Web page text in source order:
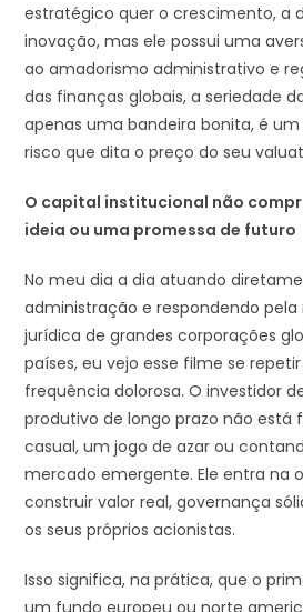
estratégico quer o crescimento, a
inovação, mas ele possui uma
ao amadorismo administrativo e
das finanças globais, a seriedade
apenas uma bandeira bonita, é
risco que dita o preço do seu
O capital institucional não
ideia ou uma promessa de futuro
No meu dia a dia atuando
administração e respondendo
jurídica de grandes corporações
países, eu vejo esse filme se
frequência dolorosa. O investidor
produtivo de longo prazo não está
casual, um jogo de azar ou
mercado emergente. Ele entra na
construir valor real, governança
os seus próprios acionistas.
Isso significa, na prática, que o
um fundo europeu ou norte